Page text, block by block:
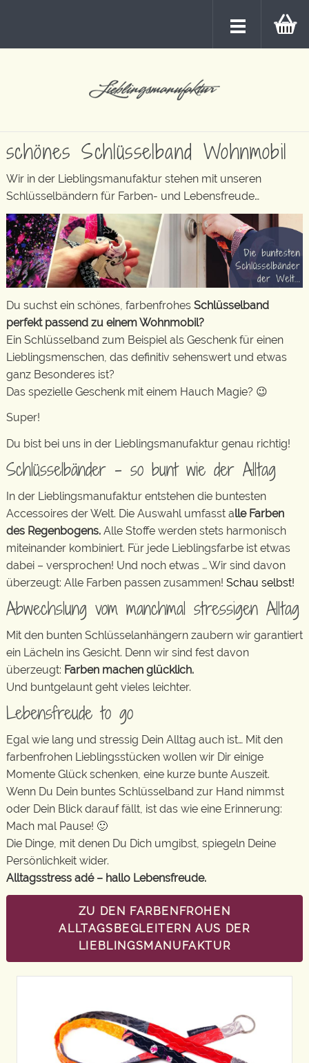
schönes Schlüsselband Wohnmobil
Wir in der Lieblingsmanufaktur stehen mit unseren
Schlüsselbändern für Farben- und Lebensfreude…
Du suchst ein schönes, farbenfrohes Schlüsselband
perfekt passend zu einem Wohnmobil?
Ein Schlüsselband zum Beispiel als Geschenk für einen
Lieblingsmenschen, das definitiv sehenswert und etwas
ganz Besonderes ist?
Das spezielle Geschenk mit einem Hauch Magie? 😉
Super!
Du bist bei uns in der Lieblingsmanufaktur genau richtig!
Schlüsselbänder – so bunt wie der Alltag
In der Lieblingsmanufaktur entstehen die buntesten
Accessoires der Welt. Die Auswahl umfasst alle Farben
des Regenbogens. Alle Stoffe werden stets harmonisch
miteinander kombiniert. Für jede Lieblingsfarbe ist etwas
dabei – versprochen! Und noch etwas … Wir sind davon
überzeugt: Alle Farben passen zusammen! Schau selbst!
Abwechslung vom manchmal stressigen Alltag
Mit den bunten Schlüsselanhängern zaubern wir garantiert
ein Lächeln ins Gesicht. Denn wir sind fest davon
überzeugt: Farben machen glücklich.
Und buntgelaunt geht vieles leichter.
Lebensfreude to go
Egal wie lang und stressig Dein Alltag auch ist… Mit den
farbenfrohen Lieblingsstücken wollen wir Dir einige
Momente Glück schenken, eine kurze bunte Auszeit.
Wenn Du Dein buntes Schlüsselband zur Hand nimmst
oder Dein Blick darauf fällt, ist das wie eine Erinnerung:
Mach mal Pause! 🙂
Die Dinge, mit denen Du Dich umgibst, spiegeln Deine
Persönlichkeit wider.
Alltagsstress adé – hallo Lebensfreude.
ZU DEN FARBENFROHEN
ALLTAGSBEGLEITERN AUS DER
LIEBLINGSMANUFAKTUR